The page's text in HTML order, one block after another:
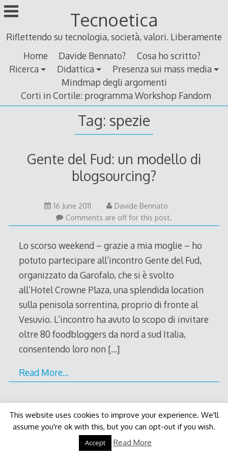
Skip
to
Tecnoetica
Riflettendo su tecnologia, società, valori. Liberamente
Home
Davide Bennato?
Cosa ho scritto?
Ricerca
Didattica
Presenza sui mass media
Mindmap degli argomenti
Corti in Cortile: programma Workshop Fandom
Tag: spezie
Gente del Fud: un modello di
blogsourcing?
16 June 2011
June
2011
Davide Bennato
Comments are off for this post.
Lo scorso weekend – grazie a mia moglie – ho
potuto partecipare all’incontro Gente del Fud,
organizzato da Garofalo, che si è svolto
all’Hotel Crowne Plaza, una splendida location
sulla penisola sorrentina, proprio di fronte al
Vesuvio. L’incontro ha avuto lo scopo di invitare
oltre 80 foodbloggers da nord a sud Italia,
consentendo loro non […]
Read More…
Decode Themeby Macho Themes
This website uses cookies to improve your experience. We'll
assume you're ok with this, but you can opt-out if you wish.
Accept Read More